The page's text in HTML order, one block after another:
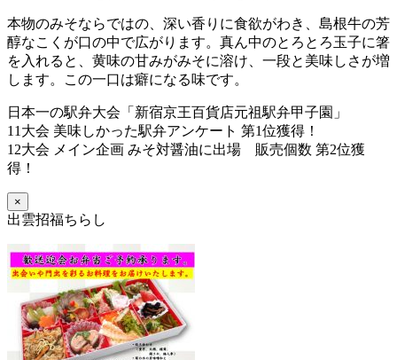
本物のみそならではの、深い香りに食欲がわき、島根牛の芳
醇なこくが口の中で広がります。真ん中のとろとろ玉子に箸
を入れると、黄味の甘みがみそに溶け、一段と美味しさが増
します。この一口は癖になる味です。
日本一の駅弁大会「新宿京王百貨店元祖駅弁甲子園」
11大会 美味しかった駅弁アンケート 第1位獲得！
12大会 メイン企画 みそ対醤油に出場 販売個数 第2位獲
得！
×
出雲招福ちらし